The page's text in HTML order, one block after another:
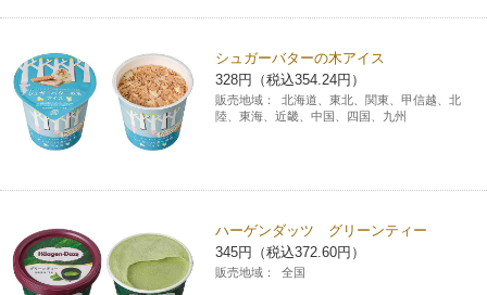
シュガーバターの木アイス
328円（税込354.24円）
販売地域：
北海道、東北、関東、甲信越、北
陸、東海、近畿、中国、四国、九州
ハーゲンダッツ グリーンティー
345円（税込372.60円）
販売地域： 全国